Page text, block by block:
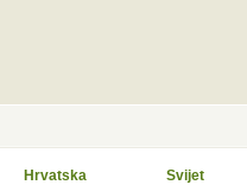
Hrvatska Svijet